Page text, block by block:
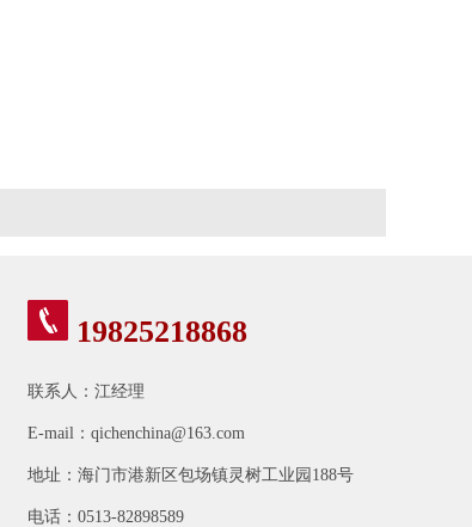
19825218868
联系人：江经理
E-mail：qichenchina@163.com
地址：海门市港新区包场镇灵树工业园188号
电话：0513-82898589